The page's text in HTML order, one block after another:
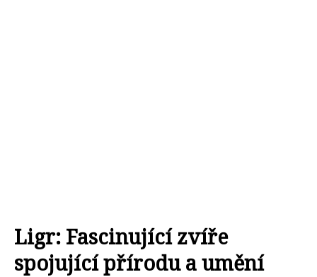
Ligr: Fascinující zvíře
spojující přírodu a umění